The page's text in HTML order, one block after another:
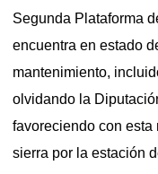
Segunda Plataforma
encuentra en estado
mantenimiento,
olvidando la
favoreciendo con esta
sierra por la estación